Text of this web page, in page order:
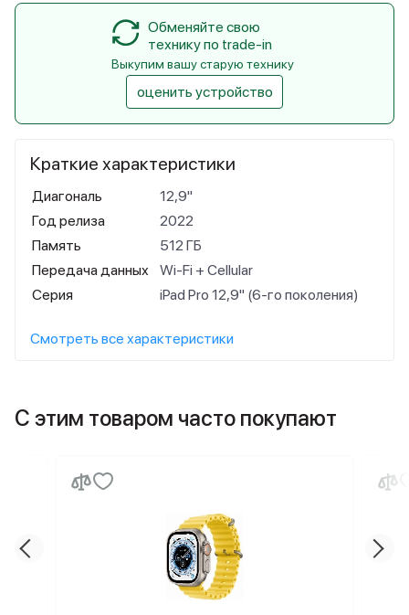
Краткие характеристики
Диагональ
12,9"
Год релиза
2022
Память
512 ГБ
Передача данных
Wi-Fi + Cellular
Серия
iPad Pro 12,9" (6-го поколения)
Смотреть все характеристики
Обменяйте свою
технику по trade-in
Выкупим вашу старую технику
оценить устройство
С этим товаром часто покупают